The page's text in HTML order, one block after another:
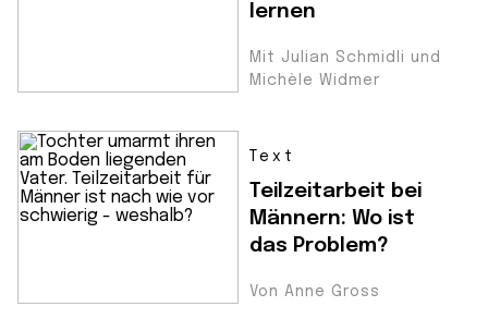
lernen
Mit Julian Schmidli und
Michèle Widmer
Text
Teilzeitarbeit bei
Männern: Wo ist
das Problem?
Von Anne Gross